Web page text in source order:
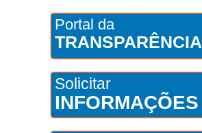
Portal da
TRANSPARÊNCIA
Solicitar
INFORMAÇÕES